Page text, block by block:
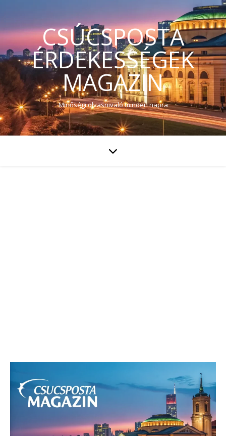
CSÚCSPOSTA
ÉRDEKESSÉGEK
MAGAZIN
Minőségi olvasnivaló minden napra